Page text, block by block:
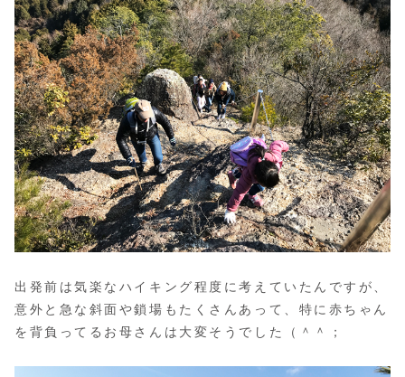
出発前は気楽なハイキング程度に考えていたんですが、
意外と急な斜面や鎖場もたくさんあって、特に赤ちゃん
を背負ってるお母さんは大変そうでした（＾＾；